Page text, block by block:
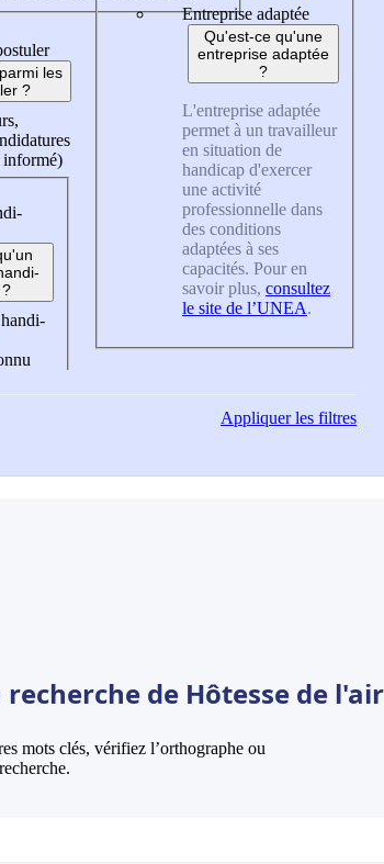
les
?
informé)
Entreprise adaptée
Qu'est-ce qu'une
entreprise adaptée
?
L'entreprise adaptée
permet à un travailleur
en situation de
handicap d'exercer
une activité
professionnelle dans
des conditions
adaptées à ses
capacités. Pour en
savoir plus, consultez
le site de l’UNEA.
Appliquerles filtres
de Hôtesse de
mots clés, vérifiez l’orthographe ou